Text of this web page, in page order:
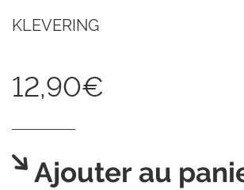
KLEVERING
12,90€
Ajouter au